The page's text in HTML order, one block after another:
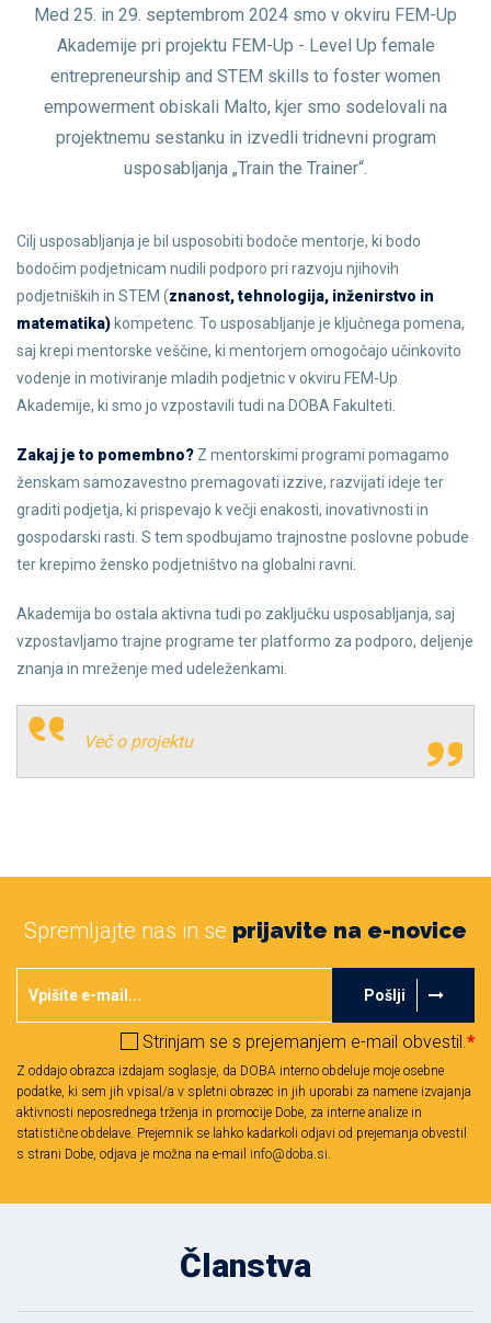
Med 25. in 29. septembrom 2024 smo v okviru FEM-Up
Akademije pri projektu FEM-Up - Level Up female
entrepreneurship and STEM skills to foster women
empowerment obiskali Malto, kjer smo sodelovali na
projektnemu sestanku in izvedli tridnevni program
usposabljanja „Train the Trainer“.
Cilj usposabljanja je bil usposobiti bodoče mentorje, ki bodo
bodočim podjetnicam nudili podporo pri razvoju njihovih
podjetniških in STEM (znanost, tehnologija, inženirstvo in
matematika) kompetenc. To usposabljanje je ključnega pomena,
saj krepi mentorske veščine, ki mentorjem omogočajo učinkovito
vodenje in motiviranje mladih podjetnic v okviru FEM-Up
Akademije, ki smo jo vzpostavili tudi na DOBA Fakulteti.
Zakaj je to pomembno? Z mentorskimi programi pomagamo
ženskam samozavestno premagovati izzive, razvijati ideje ter
graditi podjetja, ki prispevajo k večji enakosti, inovativnosti in
gospodarski rasti. S tem spodbujamo trajnostne poslovne pobude
ter krepimo žensko podjetništvo na globalni ravni.
Akademija bo ostala aktivna tudi po zaključku usposabljanja, saj
vzpostavljamo trajne programe ter platformo za podporo, deljenje
znanja in mreženje med udeleženkami.
Več o projektu
Spremljajte nas in se prijavite na e-novice
Pošlji
Strinjam se s prejemanjem e-mail obvestil.*
Z oddajo obrazca izdajam soglasje, da DOBA interno obdeluje moje osebne
podatke, ki sem jih vpisal/a v spletni obrazec in jih uporabi za namene izvajanja
aktivnosti neposrednega trženja in promocije Dobe, za interne analize in
statistične obdelave. Prejemnik se lahko kadarkoli odjavi od prejemanja obvestil
s strani Dobe, odjava je možna na e-mail info@doba.si.
Članstva